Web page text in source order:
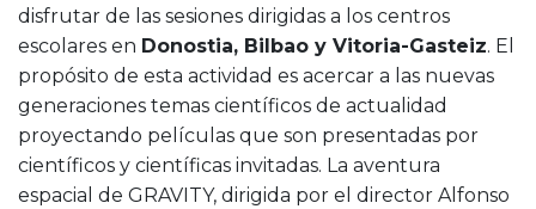
disfrutar de las sesiones dirigidas a los centros
escolares en Donostia, Bilbao y Vitoria-Gasteiz. El
propósito de esta actividad es acercar a las nuevas
generaciones temas científicos de actualidad
proyectando películas que son presentadas por
científicos y científicas invitadas. La aventura
espacial de GRAVITY, dirigida por el director Alfonso